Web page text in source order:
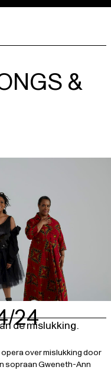
&
24
de mislukking.
over mislukking door
sopraan Gweneth-Ann